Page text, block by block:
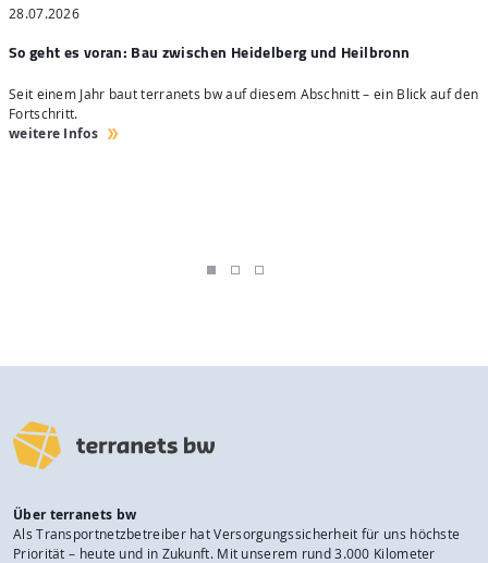
28.07.2026
So geht es voran: Bau zwischen Heidelberg und Heilbronn
Seit einem Jahr baut terranets bw auf diesem Abschnitt – ein Blick auf den
Fortschritt.
weitere Infos
Über terranets bw
Als Transportnetzbetreiber hat Versorgungssicherheit für uns höchste
Priorität – heute und in Zukunft. Mit unserem rund 3.000 Kilometer